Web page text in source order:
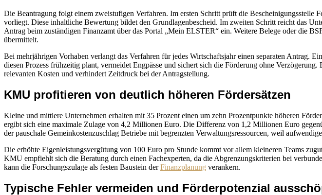
Die Beantragung folgt einem zweistufigen Verfahren. Im ersten Schritt prüft die
vorliegt. Diese inhaltliche Bewertung bildet den Grundlagenbescheid. Im zweiten Schritt reicht das
Antrag beim zuständigen Finanzamt über das Portal „Mein ELSTER“ ein. Weitere Belege oder die
übermittelt.
Bei mehrjährigen Vorhaben verlangt das Verfahren für jedes Wirtschaftsjahr einen separaten Antrag.
diesen Prozess frühzeitig plant, vermeidet Engpässe und sichert sich die Förderung ohne
relevanten Kosten und verhindert Zeitdruck bei der Antragstellung.
KMU profitieren von deutlich höheren Fördersätzen
Kleine und mittlere Unternehmen erhalten mit 35 Prozent einen um zehn Prozentpunkte höheren
ergibt sich eine maximale Zulage von 4,2 Millionen Euro. Die Differenz von 1,2 Millionen Euro
der pauschale Gemeinkostenzuschlag Betriebe mit begrenzten Verwaltungsressourcen, weil
Die erhöhte Eigenleistungsvergütung von 100 Euro pro Stunde kommt vor allem kleineren Teams
KMU empfiehlt sich die Beratung durch einen Fachexperten, da die Abgrenzungskriterien bei
kann die Forschungszulage als festen Baustein derFinanzplanung verankern.
Typische Fehler vermeiden und Förderpotenzial